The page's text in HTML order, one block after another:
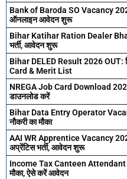
Bank of Baroda SO Vacancy
ऑनलाइन आवेदन शुरू
Bihar Katihar Ration Dealer
भर्ती, आवेदन शुरू
Bihar DELED Result 2026 OUT:
Card & Merit List
NREGA Job Card Download
डाउनलोड करें
Bihar Data Entry Operator
नौकरी का मौका
AAI WR Apprentice Vacancy
अप्रेंटिस भर्ती, आवेदन शुरू
Income Tax Canteen Attendant
मौका, ऐसे करें आवेदन